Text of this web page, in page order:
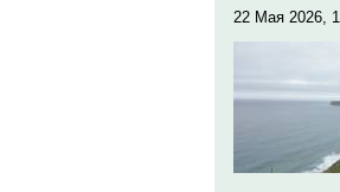
22 Мая 2026,